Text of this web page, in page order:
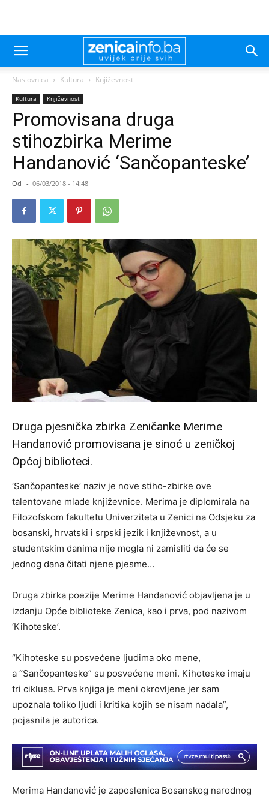
Naslovnica Kultura Književnost
Kultura Književnost
Promovisana druga
stihozbirka Merime
Handanović ‘Sančopanteske’
Od - 06/03/2018 - 14:48
Druga pjesnička zbirka Zeničanke Merime
Handanović promovisana je sinoć u zeničkoj
Općoj biblioteci.
‘Sančopanteske’ naziv je nove stiho-zbirke ove
talentovane mlade književnice. Merima je diplomirala na
Filozofskom fakultetu Univerziteta u Zenici na Odsjeku za
bosanski, hrvatski i srpski jezik i književnost, a u
studentskim danima nije mogla ni zamisliti da će se
jednog dana čitati njene pjesme…
Druga zbirka poezije Merime Handanović objavljena je u
izdanju Opće biblioteke Zenica, kao i prva, pod nazivom
‘Kihoteske’.
“Kihoteske su posvećene ljudima oko mene,
a “Sančopanteske” su posvećene meni. Kihoteske imaju
tri ciklusa. Prva knjiga je meni okrovljene jer sam
upoznala toliko ljudi i kritika kojih se nisam nadala”,
pojasnila je autorica.
Merima Handanović je zaposlenica Bosanskog narodnog